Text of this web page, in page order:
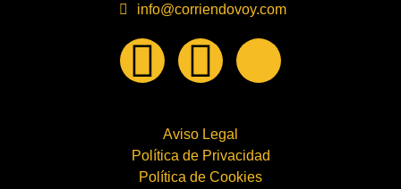
info@corriendovoy.com
Aviso Legal
Política de Privacidad
Política de Cookies